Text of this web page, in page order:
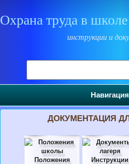
Охрана труда в
инструкции и
Навигация
ДОКУМЕНТАЦИЯ
Положения
Инструкции